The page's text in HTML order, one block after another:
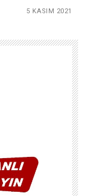
5 KASIM 2021